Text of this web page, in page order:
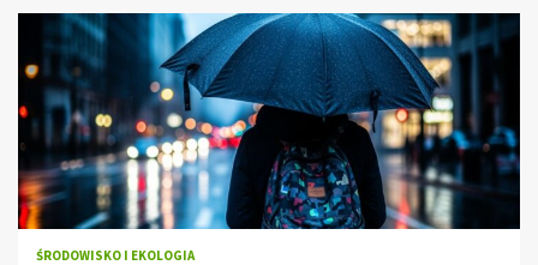
ŚRODOWISKO I EKOLOGIA